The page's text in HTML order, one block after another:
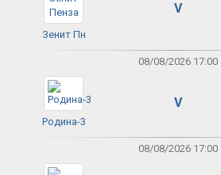
Зенит Пн
V
08/08/2026 17:00
Родина-3
V
08/08/2026 17:00